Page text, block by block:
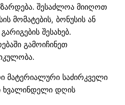
შესაძლოა მიიღოთ
მომატების, ბონუსის ან
შესახებ.
გამოიჩინეთ
მატერიალური საძირკველი
ხვალინდელი დღის